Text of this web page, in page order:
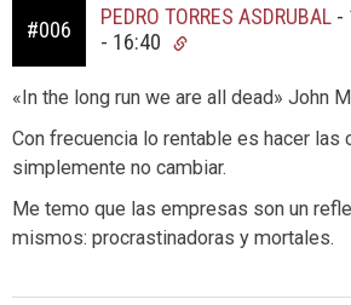
#006
PEDRO TORRES ASDRUBAL -
- 16:40
«In the long run we are all dead» John
Con frecuencia lo rentable es hacer las
simplemente no cambiar.
Me temo que las empresas son un
mismos: procrastinadoras y mortales.